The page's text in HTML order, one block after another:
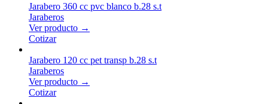
Jarabero 360 cc pvc blanco b.28 s.t
Jaraberos
Ver producto →
Cotizar
Jarabero 120 cc pet transp b.28 s.t
Jaraberos
Ver producto →
Cotizar